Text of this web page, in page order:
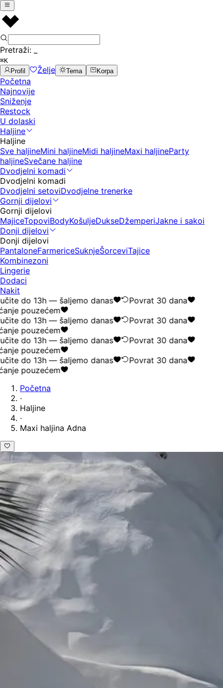
Pretraži:
⌘K
Profil
Želje Tema Korpa
Početna
Najnovije
Sniženje
Restock
U dolaski
Haljine
Haljine
Sve haljineMini haljineMidi haljineMaxi haljineParty
haljineSvečane haljine
Dvodjelni komadi
Dvodjelni komadi
Dvodjelni setoviDvodjelne trenerke
Gornji dijelovi
Gornji dijelovi
MajiceTopoviBodyKošuljeDukseDžemperiJakne i sakoi
Donji dijelovi
Donji dijelovi
PantaloneFarmericeSuknjeŠorceviTajice
Kombinezoni
Lingerie
Dodaci
Nakit
do 13h — šaljemo danas
Povrat 30 dana
pouzećem
do 13h — šaljemo danas
Povrat 30 dana
pouzećem
do 13h — šaljemo danas
Povrat 30 dana
pouzećem
do 13h — šaljemo danas
Povrat 30 dana
pouzećem
Početna
·
Haljine
·
Maxi haljina Adna